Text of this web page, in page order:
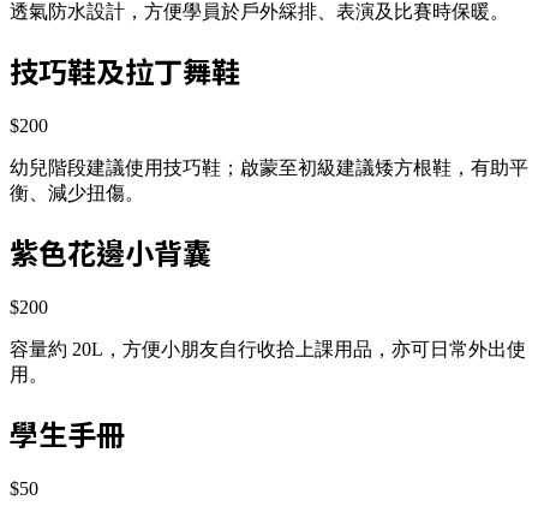
透氣防水設計，方便學員於戶外綵排、表演及比賽時保暖。
技巧鞋及拉丁舞鞋
$200
幼兒階段建議使用技巧鞋；啟蒙至初級建議矮方根鞋，有助平
衡、減少扭傷。
紫色花邊小背囊
$200
容量約 20L，方便小朋友自行收拾上課用品，亦可日常外出使
用。
學生手冊
$50